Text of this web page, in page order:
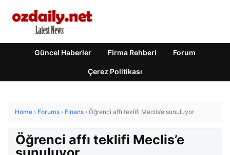
Güncel Haberler Firma Rehberi Forum
Çerez Politikası
Home › Forums › Finans › Öğrenci affı teklifi Meclis’e sunuluyor
Öğrenci affı teklifi Meclis’e